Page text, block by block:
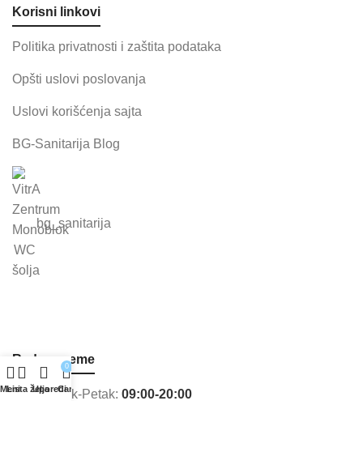
Korisni linkovi
Politika privatnosti i zaštita podataka
Opšti uslovi poslovanja
Uslovi korišćenja sajta
BG-Sanitarija Blog
bg_sanitarija
Radno vreme
Ponedeljak-Petak: 09:00-20:00
Meni
Lista željaUporedi
0
Cart